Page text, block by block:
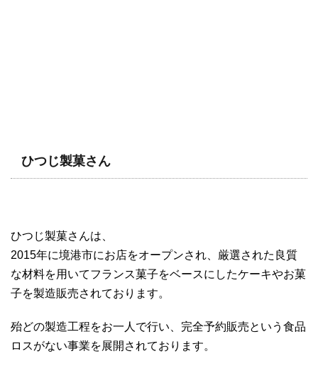
ひつじ製菓さん
ひつじ製菓さんは、
2015年に境港市にお店をオープンされ、厳選された良質
な材料を用いてフランス菓子をベースにしたケーキやお菓
子を製造販売されております。
殆どの製造工程をお一人で行い、完全予約販売という食品
ロスがない事業を展開されております。